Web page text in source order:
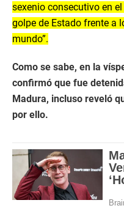
sexenio consecutivo en
golpe de Estado frente a
mundo”.
Como se sabe, en la
confirmó que fue
Madura, incluso reveló
por ello.